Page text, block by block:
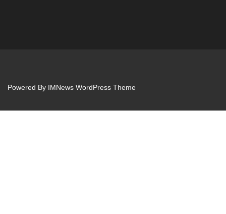
Powered By IMNews WordPress Theme